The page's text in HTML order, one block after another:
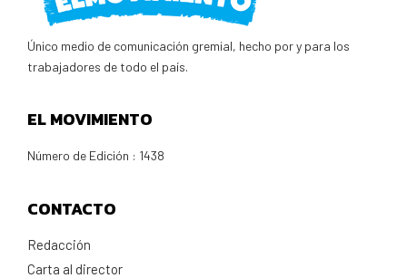
Único medio de comunicación gremial, hecho por y para los
trabajadores de todo el país.
EL MOVIMIENTO
Número de Edición : 1438
CONTACTO
Redacción
Carta al director